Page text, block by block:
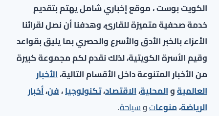
الكويت بوست ، موقع إخباري شامل يهتم بتقديم
خدمة صحفية متميزة للقارئ، وهدفنا أن نصل لقرائنا
الأعزاء بالخبر الأدق والأسرع والحصري بما يليق بقواعد
وقيم الأسرة الكويتية، لذلك نقدم لكم مجموعة كبيرة
من الأخبار المتنوعة داخل الأقسام التالية،الأخبار
العالميةوالمحلية،الاقتصاد،تكنولوجيا،فن،أخبار
الرياضة،منوعاتوسياحة.